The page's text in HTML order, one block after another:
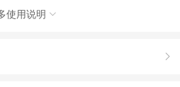
工作人员联系您电话或短信告知具体
使用说明 
